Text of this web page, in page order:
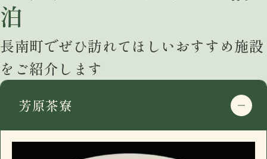
住所
〒297-0115
千葉県長生郡長南町千田227
google mapで開く
営業日時
駐車場
有
住所
千葉県長生郡長南町千田227
google mapで開く
泊
長南町でぜひ訪れてほしいおすすめ施設
をご紹介します
芳原茶寮